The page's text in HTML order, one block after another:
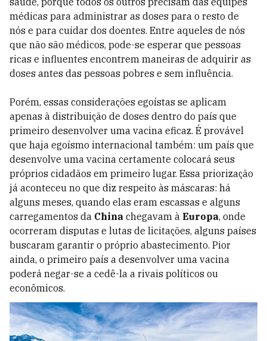
médicas para administrar as doses para o resto de
nós e para cuidar dos doentes. Entre aqueles de nós
que não são médicos, pode-se esperar que pessoas
ricas e influentes encontrem maneiras de adquirir as
doses antes das pessoas pobres e sem influência.
Porém, essas considerações egoístas se aplicam
apenas à distribuição de doses dentro do país que
primeiro desenvolver uma vacina eficaz. É provável
que haja egoís­mo internacional também: um país que
desenvolve uma vacina certamente colocará seus
próprios cidadãos em primeiro lugar. Essa priorização
já aconteceu no que diz respeito às máscaras: há
alguns meses, quando elas eram escassas e alguns
carregamentos da China chegavam à Europa, onde
ocorreram disputas e lutas de licitações, alguns países
buscaram garantir o próprio abastecimento. Pior
ainda, o primeiro país a desenvolver uma vacina
poderá negar-se a cedê-la a rivais políticos ou
econômicos.